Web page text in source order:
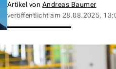
Artikel von Andreas Baumer
veröffentlicht am 28.08.2025,